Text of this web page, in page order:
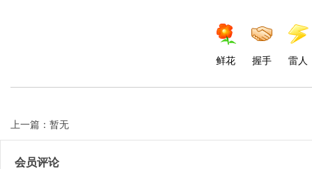
d
鲜花 握手 雷人
上一篇：暂无
会员评论